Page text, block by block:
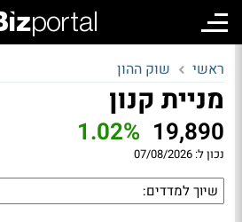
ראשי שוק ההון
מניית קנון
19,890
1.02%
נכון ל: 07/08/2026